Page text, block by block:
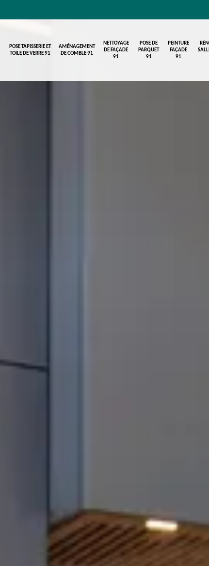
POSE TAPISSERIE ET
TOILE DE VERRE 91
AMÉNAGEMENT
DE COMBLE 91
NETTOYAGE
DE FAÇADE
91
POSE DE
PARQUET
91
PEINTURE
FAÇADE
91